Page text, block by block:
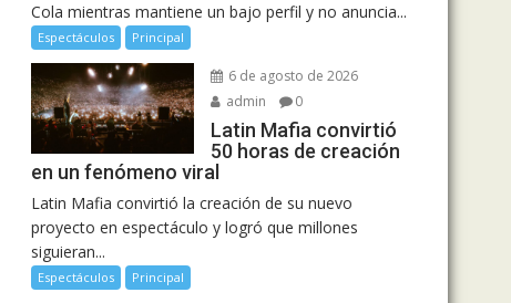
Cola mientras mantiene un bajo perfil y no anuncia...
Espectáculos Principal
6 de agosto de 2026
admin
0
Latin Mafia convirtió
50 horas de creación
en un fenómeno viral
Latin Mafia convirtió la creación de su nuevo
proyecto en espectáculo y logró que millones
siguieran...
Espectáculos Principal